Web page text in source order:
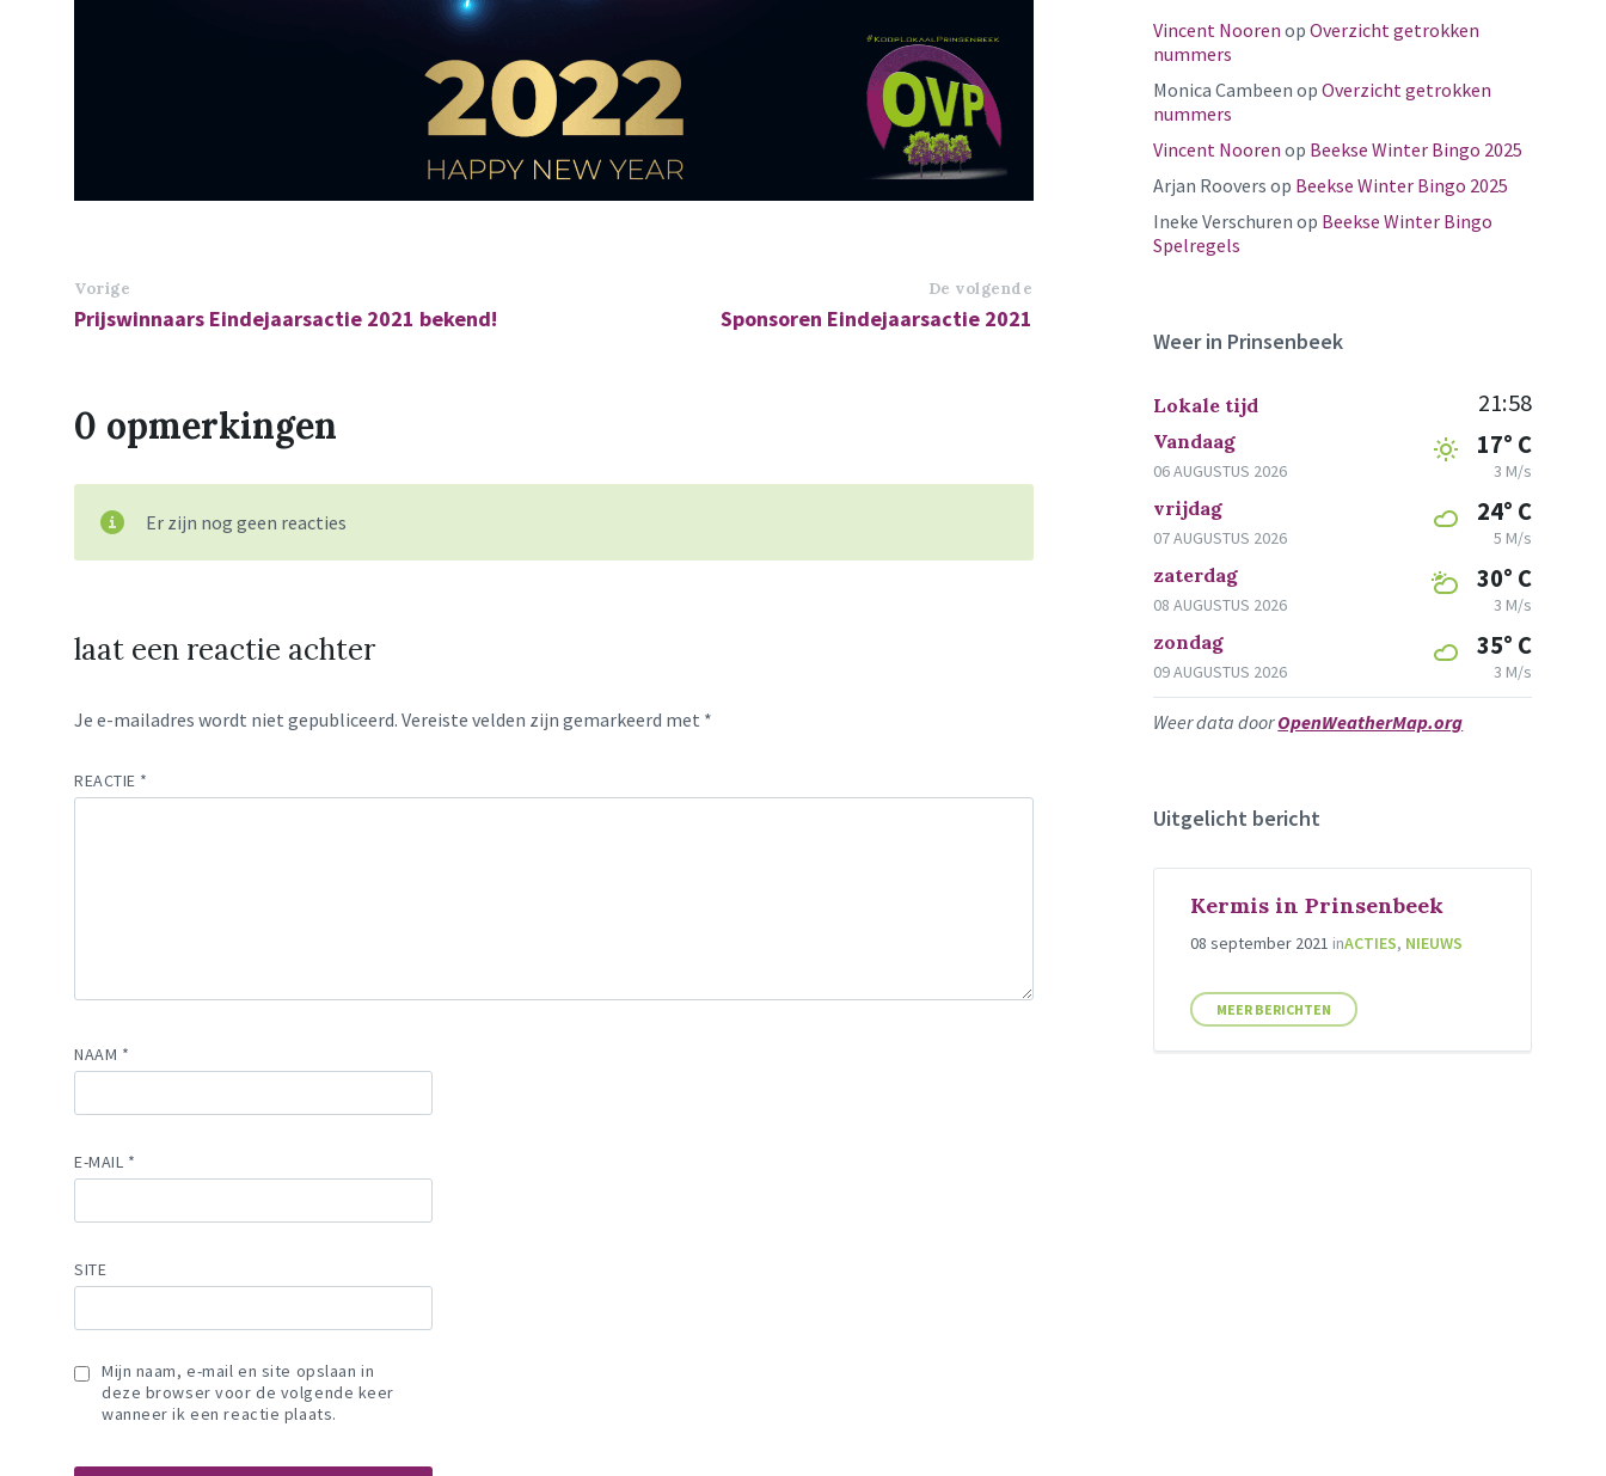
Vorige
Prijswinnaars Eindejaarsactie 2021 bekend!
De volgende
Sponsoren Eindejaarsactie 2021
0 opmerkingen
Er zijn nog geen reacties
laat een reactie achter
Je e-mailadres wordt niet gepubliceerd. Vereiste velden zijn gemarkeerd met *
REACTIE *
NAAM *
E-MAIL *
SITE
Mijn naam, e-mail en site opslaan in
deze browser voor de volgende keer
wanneer ik een reactie plaats.
Vincent Nooren opOverzicht getrokken
nummers
Monica Cambeen opOverzicht getrokken
nummers
Vincent Nooren op Beekse Winter Bingo 2025
Arjan Roovers op Beekse Winter Bingo 2025
Ineke Verschuren op Beekse Winter Bingo
Spelregels
Weer in Prinsenbeek
Lokale tijd 21:58
Vandaag
06 AUGUSTUS 2026
17° C
3 M/s
vrijdag
07 AUGUSTUS 2026
24° C
5 M/s
zaterdag
08 AUGUSTUS 2026
30° C
3 M/s
zondag
09 AUGUSTUS 2026
35° C
3 M/s
Weer data doorOpenWeatherMap.org
Uitgelicht bericht
Kermis in Prinsenbeek
08 september 2021 inACTIES, NIEUWS
MEER BERICHTEN